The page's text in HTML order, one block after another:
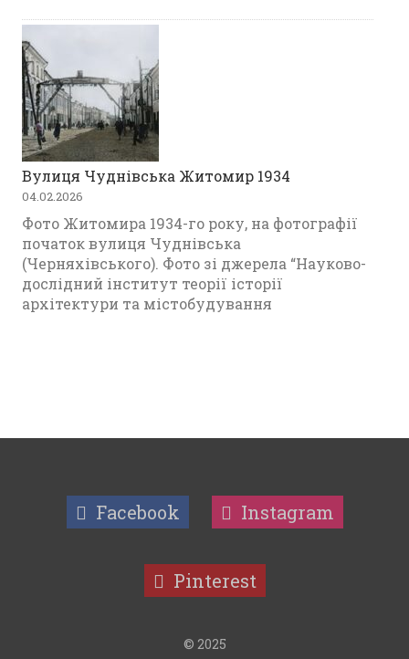
Вулиця Чуднівська Житомир 1934
04.02.2026
Фото Житомира 1934-го року, на фотографії
початок вулиця Чуднівська
(Черняхівського). Фото зі джерела “Науково-
дослідний інститут теорії історії
архітектури та містобудування
Facebook Instagram
Pinterest
© 2025